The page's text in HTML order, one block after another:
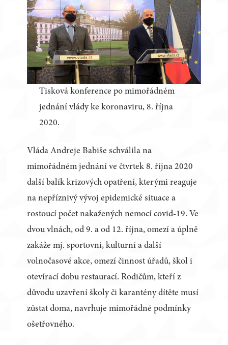
Tisková konference po mimořádném
jednání vlády ke koronaviru, 8. října
2020.
Vláda Andreje Babiše schválila na
mimořádném jednání ve čtvrtek 8. října 2020
další balík krizových opatření, kterými reaguje
na nepříznivý vývoj epidemické situace a
rostoucí počet nakažených nemocí covid-19. Ve
dvou vlnách, od 9. a od 12. října, omezí a úplně
zakáže mj. sportovní, kulturní a další
volnočasové akce, omezí činnost úřadů, škol i
otevírací dobu restaurací. Rodičům, kteří z
důvodu uzavření školy či karantény dítěte musí
zůstat doma, navrhuje mimořádné podmínky
ošetřovného.